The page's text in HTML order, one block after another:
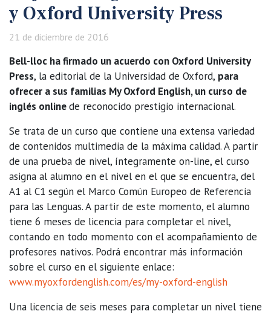
y Oxford University Press
21 de diciembre de 2016
Bell-lloc ha firmado un acuerdo con Oxford University
Press, la editorial de la Universidad de Oxford, para
ofrecer a sus familias My Oxford English, un curso de
inglés onlinede reconocido prestigio internacional.
Se trata de un curso que contiene una extensa variedad
de contenidos multimedia de la máxima calidad. A partir
de una prueba de nivel, íntegramente on-line, el curso
asigna al alumno en el nivel en el que se encuentra, del
A1 al C1 según el Marco Común Europeo de Referencia
para las Lenguas. A partir de este momento, el alumno
tiene 6 meses de licencia para completar el nivel,
contando en todo momento con el acompañamiento de
profesores nativos. Podrá encontrar más información
sobre el curso en el siguiente enlace:
www.myoxfordenglish.com/es/my-oxford-english
Una licencia de seis meses para completar un nivel tiene